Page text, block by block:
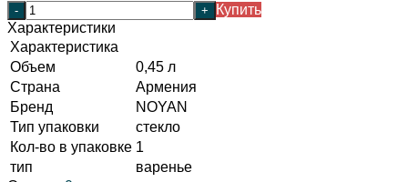
- +
Купить
Характеристики
Характеристика
Объем
0,45 л
Страна
Армения
Бренд
NOYAN
Тип упаковки
стекло
Кол-во в упаковке 1
тип
варенье